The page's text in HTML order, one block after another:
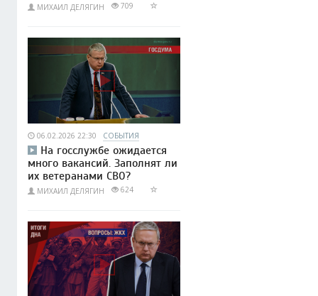
МИХАИЛ ДЕЛЯГИН 709
06.02.2026 22:30 СОБЫТИЯ
На госслужбе ожидается
много вакансий. Заполнят ли
их ветеранами СВО?
МИХАИЛ ДЕЛЯГИН 624